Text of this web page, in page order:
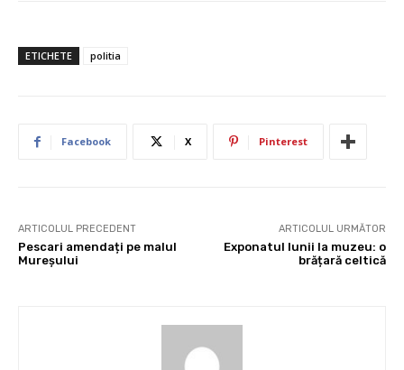
ETICHETE politia
Facebook X Pinterest
ARTICOLUL PRECEDENT
Pescari amendați pe malul
Mureșului
ARTICOLUL URMĂTOR
Exponatul lunii la muzeu: o
brățară celtică